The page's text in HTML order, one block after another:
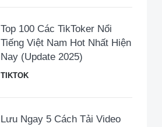
Top 100 Các TikToker Nổi
Tiếng Việt Nam Hot Nhất Hiện
Nay (Update 2025)
TIKTOK
Lưu Ngay 5 Cách Tải Video